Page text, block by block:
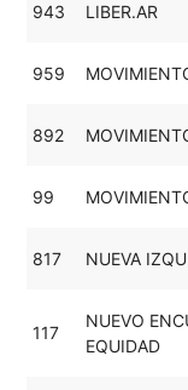
943 LIBER.AR
959
892
99
817 NUEVA
117
NUEVO
EQUIDAD